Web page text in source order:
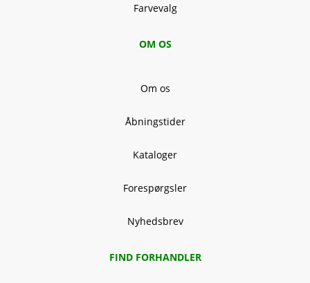
Farvevalg
OM OS
Om os
Åbningstider
Kataloger
Forespørgsler
Nyhedsbrev
FIND FORHANDLER